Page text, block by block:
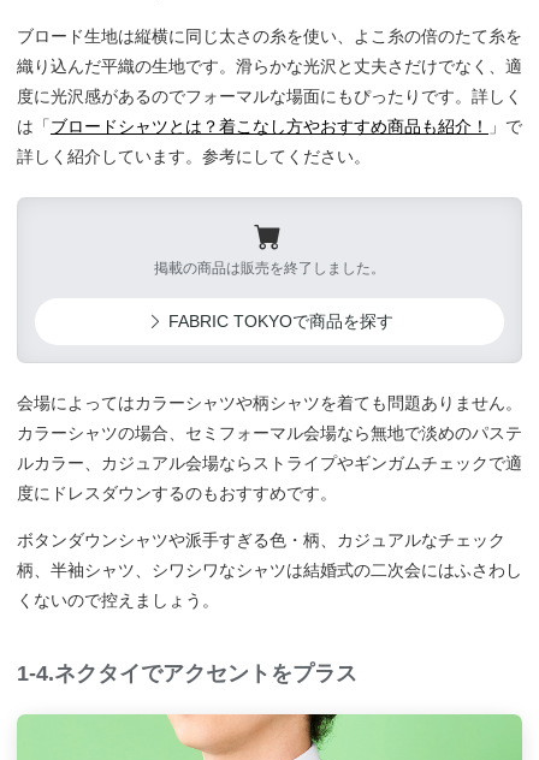
ブロード生地は縦横に同じ太さの糸を使い、よこ糸の倍のたて糸を
織り込んだ平織の生地です。滑らかな光沢と丈夫さだけでなく、適
度に光沢感があるのでフォーマルな場面にもぴったりです。詳しく
は「ブロードシャツとは？着こなし方やおすすめ商品も紹介！
」で
詳しく紹介しています。参考にしてください。
掲載の商品は販売を終了しました。
FABRIC TOKYOで商品を探す
会場によってはカラーシャツや柄シャツを着ても問題ありません。
カラーシャツの場合、セミフォーマル会場なら無地で淡めのパステ
ルカラー、カジュアル会場ならストライプやギンガムチェックで適
度にドレスダウンするのもおすすめです。
ボタンダウンシャツや派手すぎる色・柄、カジュアルなチェック
柄、半袖シャツ、シワシワなシャツは結婚式の二次会にはふさわし
くないので控えましょう。
1-4.ネクタイでアクセントをプラス